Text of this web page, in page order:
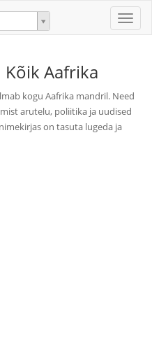
Toggle
Kõik Aafrika
kogu Aafrika mandril. Need
arutelu, poliitika ja uudised
on tasuta lugeda ja